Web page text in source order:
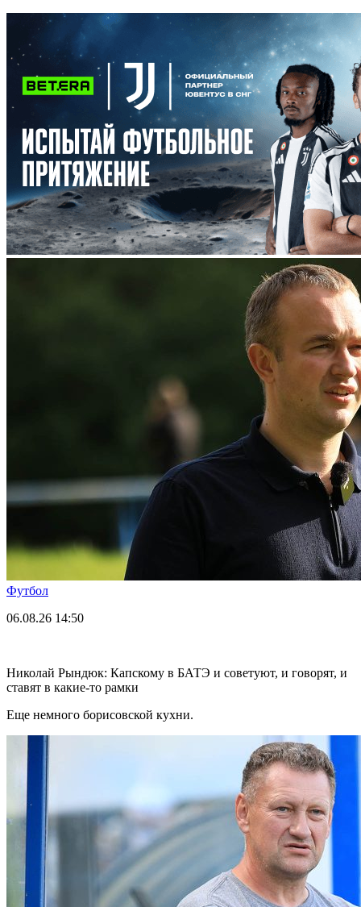
Футбол
06.08.26 14:50
Николай Рындюк: Капскому в БАТЭ и советуют, и говорят, и
ставят в какие-то рамки
Еще немного борисовской кухни.